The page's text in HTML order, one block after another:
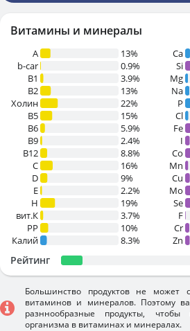
Витамины и минералы
A
13%
b-car
0.9%
В1
3.9%
B2
13%
Холин
22%
B5
15%
B6
5.9%
B9
2.4%
B12
8.8%
C
16%
D
9%
E
2.2%
H
19%
вит.К
3.7%
PP
10%
Калий
8.3%
Ca
Si
Mg
Na
P
Cl
Fe
I
Co
Mn
Cu
Mo
Se
F
Cr
Zn
Рейтинг
Большинство продуктов не может
витаминов и минералов. Поэтому
разннообразные продукты, чтобы
организма в витаминах и минералах.